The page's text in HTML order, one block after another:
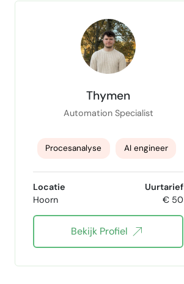
Thymen
Automation Specialist
Procesanalyse AI engineer
AI Consulting
Locatie
Hoorn
Uurtarief
€ 50
Bekijk Profiel